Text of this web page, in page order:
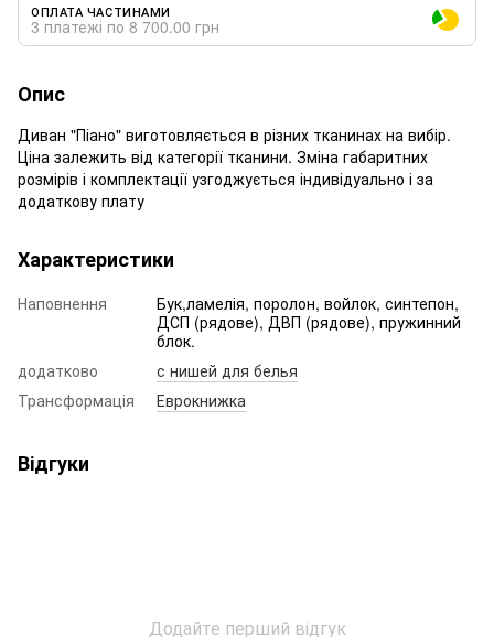
ОПЛАТА ЧАСТИНАМИ
3 платежі по 8 700.00 грн
Опис
Диван "Піано" виготовляється в різних тканинах на вибір.
Ціна залежить від категорії тканини. Зміна габаритних
розмірів і комплектації узгоджується індивідуально і за
додаткову плату
Характеристики
Наповнення
Бук,ламелія, поролон, войлок, синтепон,
ДСП (рядове), ДВП (рядове), пружинний
блок.
додатково
с нишей для белья
Трансформація
Еврокнижка
Відгуки
Додайте перший відгук